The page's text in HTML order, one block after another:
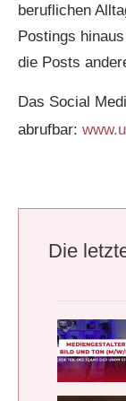
beruflichen
Postings
die Posts
Das Social
abrufbar:
Die